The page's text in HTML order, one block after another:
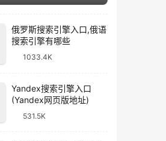
俄罗斯搜索引擎入口,俄语
搜索引擎有哪些
1033.4K
Yandex搜索引擎入口
(Yandex网页版地址)
531.5K